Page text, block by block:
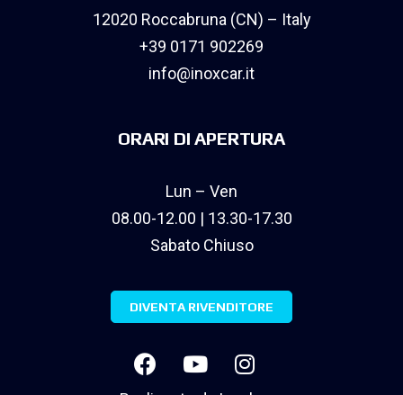
12020 Roccabruna (CN) – Italy
+39 0171 902269
info@inoxcar.it
ORARI DI APERTURA
Lun – Ven
08.00-12.00 | 13.30-17.30
Sabato Chiuso
DIVENTA RIVENDITORE